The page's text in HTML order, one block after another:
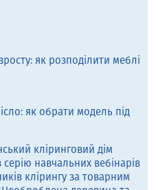
як розподілити меблі
як обрати модель під
кліринговий дім
навчальних вебінарів
клірингу за товарним